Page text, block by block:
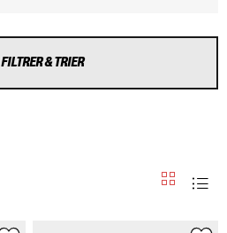
FILTRER & TRIER